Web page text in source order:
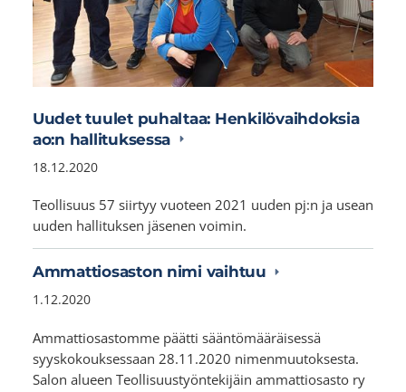
Uudet tuulet puhaltaa: Henkilövaihdoksia
ao:n hallituksessa
18.12.2020
Teollisuus 57 siirtyy vuoteen 2021 uuden pj:n ja usean
uuden hallituksen jäsenen voimin.
Ammattiosaston nimi vaihtuu
1.12.2020
Ammattiosastomme päätti sääntömääräisessä
syyskokouksessaan 28.11.2020 nimenmuutoksesta.
Salon alueen Teollisuustyöntekijäin ammattiosasto ry